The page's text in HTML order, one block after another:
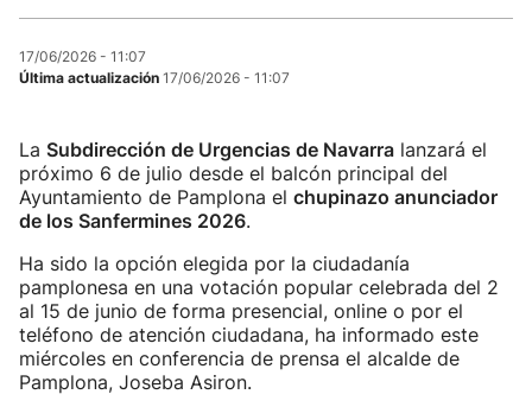
17/06/2026 - 11:07
Última actualización 17/06/2026 - 11:07
La Subdirección de Urgencias de Navarra lanzará el
próximo 6 de julio desde el balcón principal del
Ayuntamiento de Pamplona el chupinazo anunciador
de los Sanfermines 2026.
Ha sido la opción elegida por la ciudadanía
pamplonesa en una votación popular celebrada del 2
al 15 de junio de forma presencial, online o por el
teléfono de atención ciudadana, ha informado este
miércoles en conferencia de prensa el alcalde de
Pamplona, Joseba Asiron.